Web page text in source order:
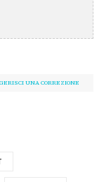
UNA CORREZIONE